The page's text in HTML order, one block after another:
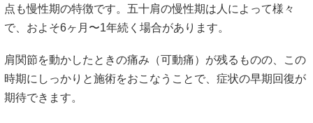
点も慢性期の特徴です。五十肩の慢性期は人によって様々
で、およそ6ヶ月〜1年続く場合があります。
肩関節を動かしたときの痛み（可動痛）が残るものの、この
時期にしっかりと施術をおこなうことで、症状の早期回復が
期待できます。